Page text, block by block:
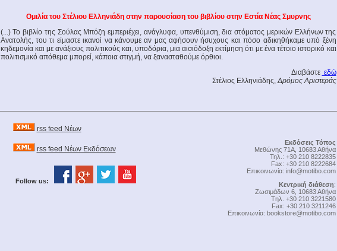
Ομιλία του Στέλιου Ελληνιάδη στην παρουσίαση του βιβλίου στην Εστία Νέας Σμυρνης
(...) Το βιβλίο της Σούλας Μπόζη εμπεριέχει, ανάγλυφα, υπενθύμιση, δια στόματος μερικών Ελλήνων της
Ανατολής, του τι είμαστε ικανοί να κάνουμε αν μας αφήσουν ήσυχους και πόσο αδικηθήκαμε υπό ξένη
κηδεμονία και με ανάξιους πολιτικούς και, υποδόρια, μια αισιόδοξη εκτίμηση ότι με ένα τέτοιο ιστορικό και
πολιτισμικό απόθεμα μπορεί, κάποια στιγμή, να ξανασταθούμε όρθιοι.
Διαβάστε εδώ
Στέλιος Ελληνιάδης,Δρόμος Αριστεράς
rss feed Νέων
rss feed Νέων Εκδόσεων
Follow us:
Εκδόσεις Τόπος
Μεθώνης 71Α, 10683 Αθήνα
Τηλ.: +30 210 8222835
Fax: +30 210 8222684
Επικοινωνία: info@motibo.com
Κεντρική διάθεση:
Zωσιμάδων 6, 10683 Αθήνα
Tηλ. +30 210 3221580
Fax: +30 210 3211246
Επικοινωνία: bookstore@motibo.com